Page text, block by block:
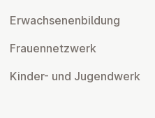
Er­wach­se­nen­bil­dung
Frau­en­netz­werk
Kinder- und Ju­gend­werk